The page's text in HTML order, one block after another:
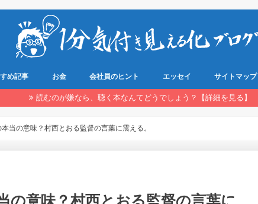
め記事 お金 会社員のヒント エッセイ サイトマップ
読むのが嫌なら、聴く本なんてどうでしょう？【詳細を見る】
当の意味？村西とおる監督の言葉に震える。